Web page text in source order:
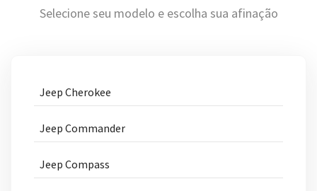
Selecione seu modelo e escolha sua afinação
Jeep Cherokee
Jeep Commander
Jeep Compass